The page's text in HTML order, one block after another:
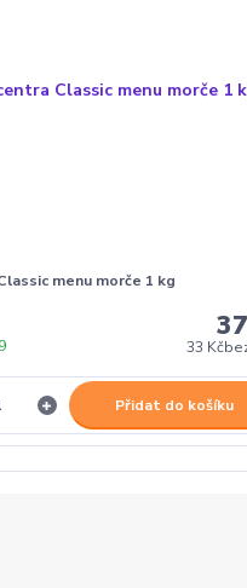
menu morče 1 kg
33 Kč
Přidat do košíku